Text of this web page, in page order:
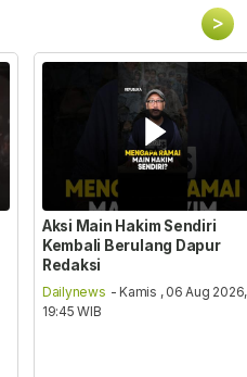
>
Aksi Main Hakim Sendiri
Kembali Berulang Dapur
Redaksi
Dailynews - Kamis , 06 Aug 2026,
19:45 WIB